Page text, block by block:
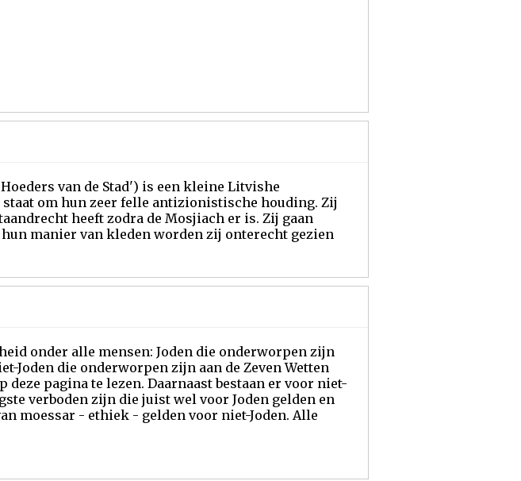
om hun zeer felle antizionistische houding. Zij
heeft zodra de Mosjiach er is. Zij gaan
manier van kleden worden zij onterecht gezien
onder alle mensen: Joden die onderworpen zijn
Joden die onderworpen zijn aan de Zeven Wetten
deze pagina te lezen. Daarnaast bestaan er voor niet-
verboden zijn die juist wel voor Joden gelden en
moessar - ethiek - gelden voor niet-Joden. Alle